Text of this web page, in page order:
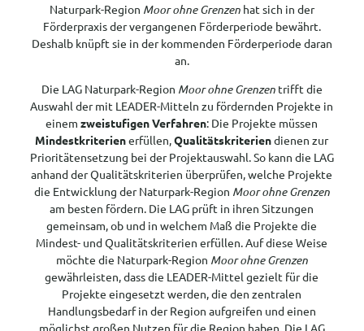
Naturpark-Region Moor ohne Grenzenhat sich in der
Förderpraxis der vergangenen Förderperiode bewährt.
Deshalb knüpft sie in der kommenden Förderperiode daran
an.
Die LAG Naturpark-Region Moor ohne Grenzentrifft die
Auswahl der mit LEADER-Mitteln zu fördernden Projekte in
einemzweistufigen Verfahren: Die Projekte müssen
Mindestkriterienerfüllen,Qualitätskriteriendienen zur
Prioritätensetzung bei der Projektauswahl. So kann die LAG
anhand der Qualitätskriterien überprüfen, welche Projekte
die Entwicklung der Naturpark-Region Moor ohne Grenzen
am besten fördern. Die LAG prüft in ihren Sitzungen
gemeinsam, ob und in welchem Maß die Projekte die
Mindest- und Qualitätskriterien erfüllen. Auf diese Weise
möchte die Naturpark-Region Moor ohne Grenzen
gewährleisten, dass die LEADER-Mittel gezielt für die
Projekte eingesetzt werden, die den zentralen
Handlungsbedarf in der Region aufgreifen und einen
möglichst großen Nutzen für die Region haben. Die LAG